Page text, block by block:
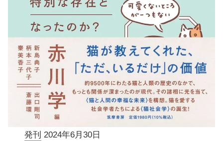
発刊 2024年6月30日